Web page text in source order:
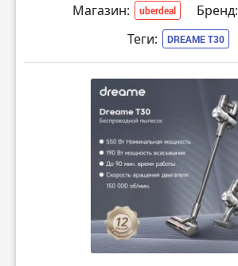
Магазин: uberdeal Бренд:
Теги: DREAME T30